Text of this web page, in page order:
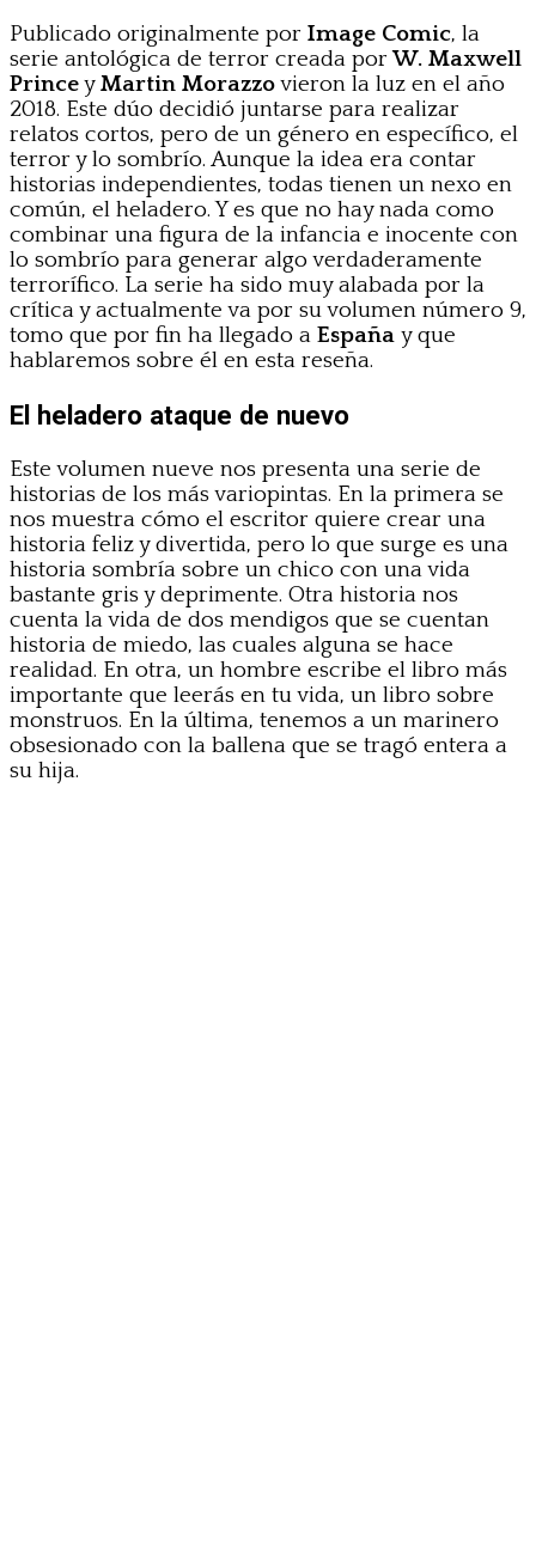
Publicado originalmente por Image Comic, la
serie antológica de terror creada porW. Maxwell
PrinceyMartin Morazzovieron la luz en el año
2018. Este dúo decidió juntarse para realizar
relatos cortos, pero de un género en específico, el
terror y lo sombrío. Aunque la idea era contar
historias independientes, todas tienen un nexo en
común, el heladero. Y es que no hay nada como
combinar una figura de la infancia e inocente con
lo sombrío para generar algo verdaderamente
terrorífico. La serie ha sido muy alabada por la
crítica y actualmente va por su volumen número 9,
tomo que por fin ha llegado a España y que
hablaremos sobre él en esta reseña.
El heladero ataque de nuevo
Este volumen nueve nos presenta una serie de
historias de los más variopintas. En la primera se
nos muestra cómo el escritor quiere crear una
historia feliz y divertida, pero lo que surge es una
historia sombría sobre un chico con una vida
bastante gris y deprimente. Otra historia nos
cuenta la vida de dos mendigos que se cuentan
historia de miedo, las cuales alguna se hace
realidad. En otra, un hombre escribe el libro más
importante que leerás en tu vida, un libro sobre
monstruos. En la última, tenemos a un marinero
obsesionado con la ballena que se tragó entera a
su hija.